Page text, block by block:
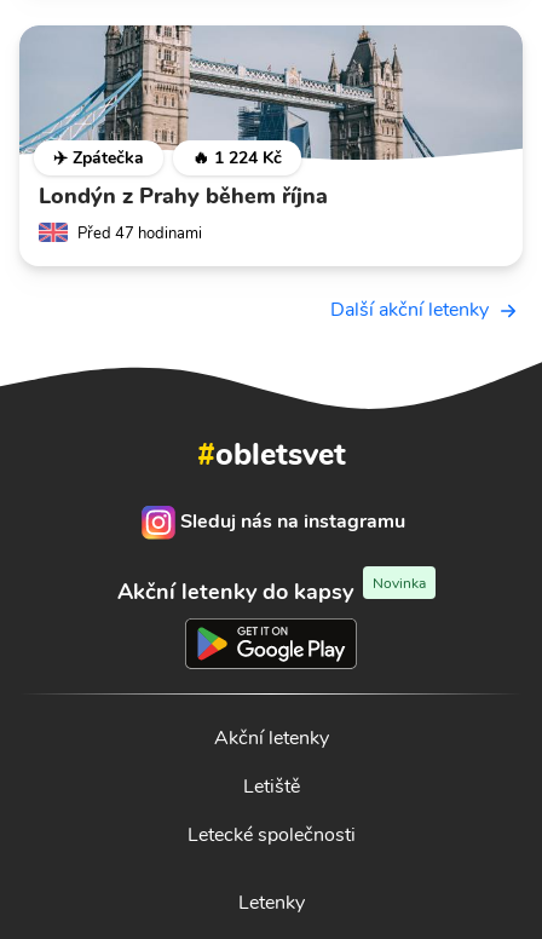
✈️ Zpátečka 🔥 1 224 Kč
Londýn z Prahy během října
Před 47 hodinami
Další akční letenky
#obletsvet
Sleduj nás na instagramu
Akční letenky do kapsy Novinka
Akční letenky
Letiště
Letecké společnosti
Letenky